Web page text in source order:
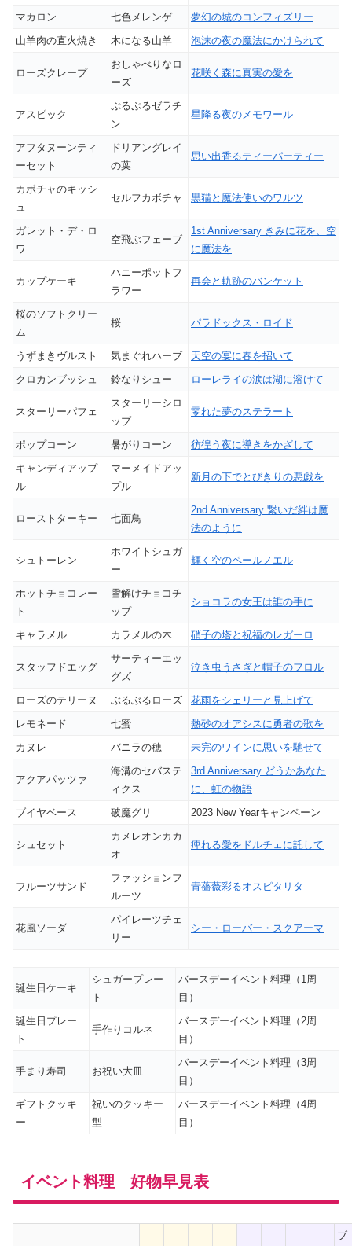
マカロン 七色メレンゲ
夢幻の城のコンフィズリー
山羊肉の直火焼き
木になる山羊 泡沫の夜の魔法にかけられて
ローズクレープ
おしゃべりなロ
ーズ
花咲く森に真実の愛を
アスピック
ぷるぷるゼラチ
ン
星降る夜のメモワール
アフタヌーンティ
ーセット
ドリアングレイ
の葉
思い出香るティーパーティー
カボチャのキッシ
ュ
セルフカボチャ 黒猫と魔法使いのワルツ
ガレット・デ・ロ
ワ
空飛ぶフェーブ
1st Anniversary きみに花を、空
に魔法を
カップケーキ
ハニーポットフ
ラワー
再会と軌跡のバンケット
桜のソフトクリー
ム
桜 パラドックス・ロイド
うずまきヴルスト 気まぐれハーブ
天空の宴に春を招いて
クロカンブッシュ
鈴なりシュー ローレライの涙は湖に溶けて
スターリーパフェ
スターリーシロ
ップ
零れた夢のステラート
ポップコーン 暑がりコーン
彷徨う夜に導きをかざして
キャンディアップ
ル
マーメイドアッ
プル
新月の下でとびきりの悪戯を
ローストターキー 七面鳥
2nd Anniversary 繋いだ絆は魔
法のように
シュトーレン
ホワイトシュガ
ー
輝く空のペールノエル
ホットチョコレー
ト
雪解けチョコチ
ップ
ショコラの女王は誰の手に
キャラメル カラメルの木 硝子の塔と祝福のレガーロ
スタッフドエッグ
サーティーエッ
グズ
泣き虫うさぎと帽子のフロル
ローズのテリーヌ ぶるぶるローズ
花雨をシェリーと見上げて
レモネード
七蜜
熱砂のオアシスに勇者の歌を
カヌレ
バニラの穂 未完のワインに思いを馳せて
アクアパッツァ
海溝のセバステ
ィクス
3rd Anniversary どうかあなた
に、虹の物語
ブイヤベース
破魔グリ 2023 New Yearキャンペーン
シュセット
カメレオンカカ
オ
痺れる愛をドルチェに託して
フルーツサンド
ファッションフ
ルーツ
青薔薇彩るオスピタリタ
花風ソーダ
パイレーツチェ
リー
シー・ローバー・スクアーマ
誕生日ケーキ
シュガープレー
ト
バースデーイベント料理（1周
目）
誕生日プレー
ト
手作りコルネ
バースデーイベント料理（2周
目）
手まり寿司 お祝い大皿
バースデーイベント料理（3周
目）
ギフトクッキ
ー
祝いのクッキー
型
バースデーイベント料理（4周
目）
イベント料理 好物早見表
ブ